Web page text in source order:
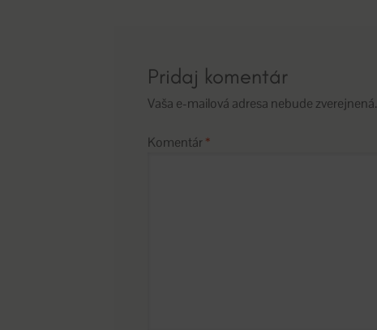
Pridaj komentár
Vaša e-mailová adresa nebude zverejnená.
Komentár*